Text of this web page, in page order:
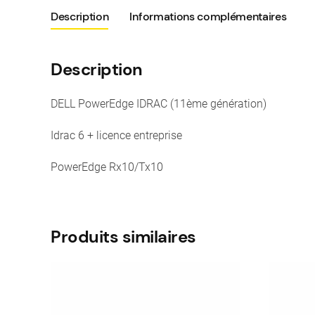
Description Informations complémentaires
Description
DELL PowerEdge IDRAC (11ème génération)
Idrac 6 + licence entreprise
PowerEdge Rx10/Tx10
Produits similaires